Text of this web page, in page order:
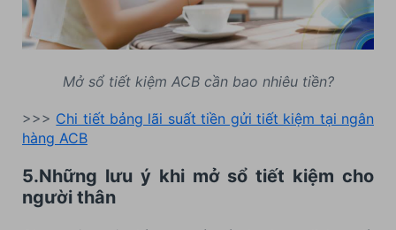
Mở sổ tiết kiệm ACB cần bao nhiêu tiền?
>>> Chi tiết bảng lãi suất tiền gửi tiết kiệm tại ngân
hàng ACB
5.Những lưu ý khi mở sổ tiết kiệm cho
người thân